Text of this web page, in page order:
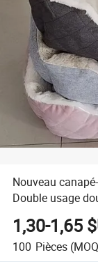
Nouveau
Double usage
latéraux
PET Lits
1,30-1,65
100 Pièces